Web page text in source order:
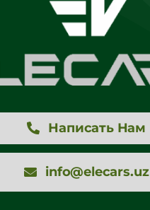
Написать Нам
info@elecars.uz